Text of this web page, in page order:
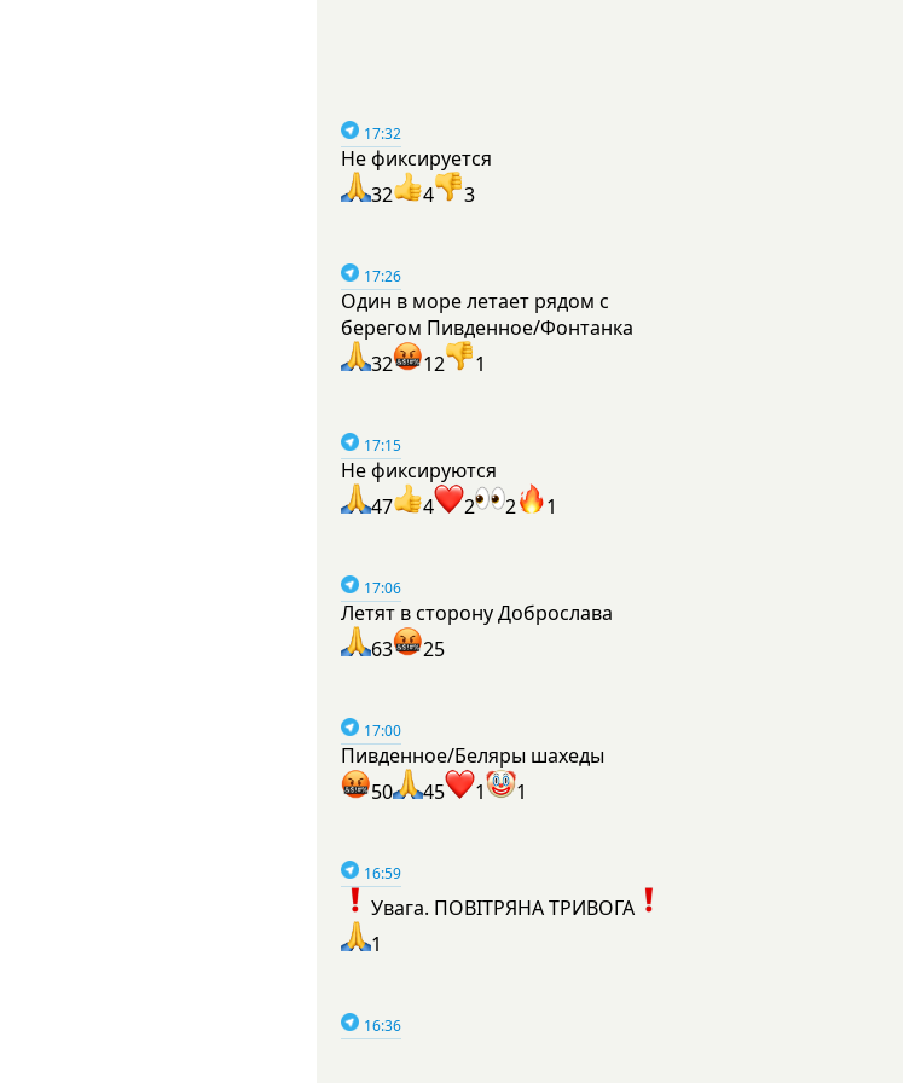
17:32
Не фиксируется
32
4 3
17:26
Один в море летает рядом с
берегом Пивденное/Фонтанка
32
12 1
17:15
Не фиксируются
47
4 2 2 1
17:06
Летят в сторону Доброслава
63
25
17:00
Пивденное/Беляры шахеды
50
45 1 1
16:59
Увага. ПОВІТРЯНА ТРИВОГА
1
16:36